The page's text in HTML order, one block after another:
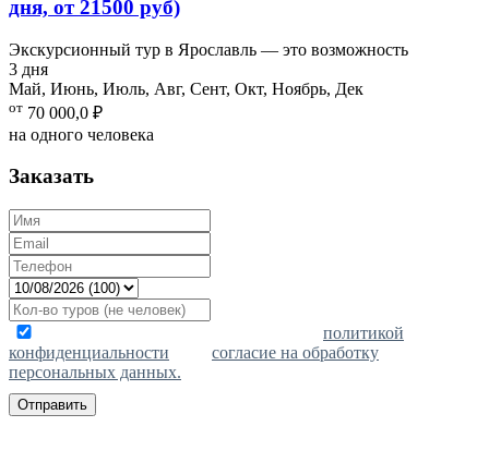
дня, от 21500 руб)
Экскурсионный тур в Ярославль — это возможность
3 дня
Май, Июнь, Июль, Авг, Сент, Окт, Ноябрь, Дек
от 70 000,0 ₽
на одного человека
Заказать
политикой
конфиденциальности
согласие на обработку
персональных данных.